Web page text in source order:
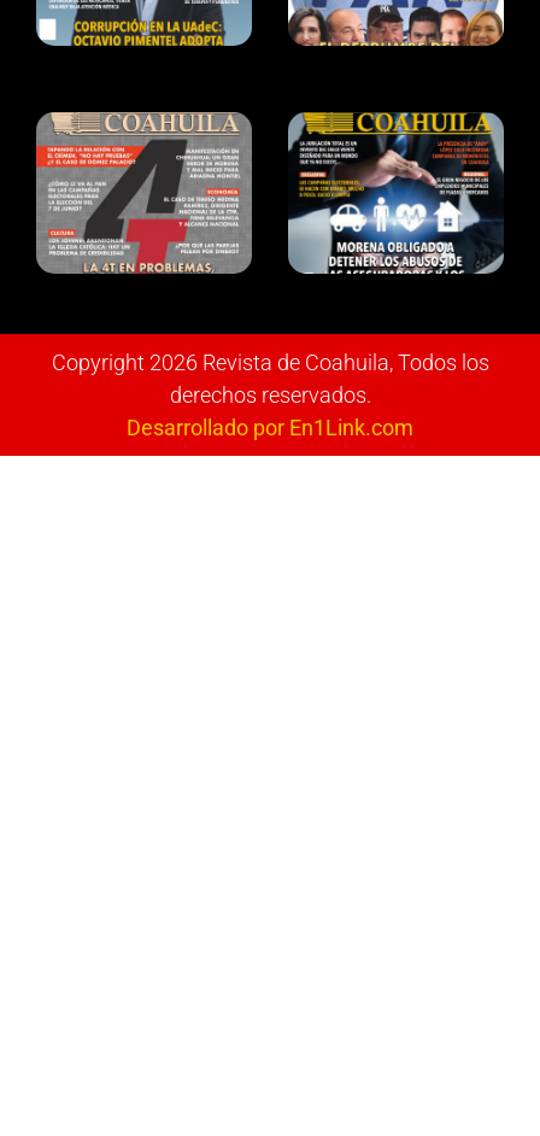
Copyright 2026 Revista de Coahuila, Todos los
derechos reservados.
Desarrollado por En1Link.com